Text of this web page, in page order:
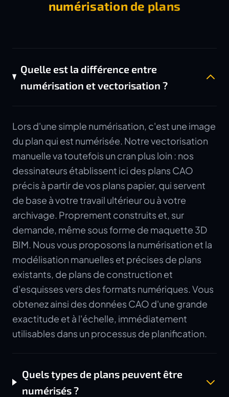
numérisation de plans
Quelle est la différence entre
numérisation et vectorisation ?
Lors d'une simple numérisation, c'est une image
du plan qui est numérisée. Notre vectorisation
manuelle va toutefois un cran plus loin : nos
dessinateurs établissent ici des plans CAO
précis à partir de vos plans papier, qui servent
de base à votre travail ultérieur ou à votre
archivage. Proprement construits et, sur
demande, même sous forme de maquette 3D
BIM. Nous vous proposons la numérisation et la
modélisation manuelles et précises de plans
existants, de plans de construction et
d'esquisses vers des formats numériques. Vous
obtenez ainsi des données CAO d'une grande
exactitude et à l'échelle, immédiatement
utilisables dans un processus de planification.
Quels types de plans peuvent être
numérisés ?